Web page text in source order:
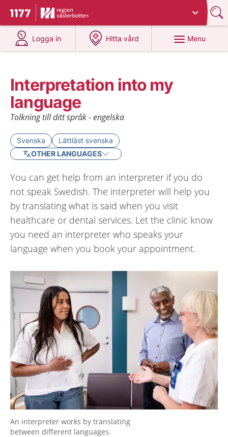
To start page for 1177
Du har valt region
Logga in
at 1177.se
Hitta vård
at 1177.se
Menu
Interpretation into my
language
Tolkning till ditt språk - engelska
Svenska
Lättläst svenska
OTHER LANGUAGES
You can get help from an interpreter if you do
not speak Swedish. The interpreter will help you
by translating what is said when you visit
healthcare or dental services. Let the clinic know
you need an interpreter who speaks your
language when you book your appointment.
An interpreter works by translating
between different languages.